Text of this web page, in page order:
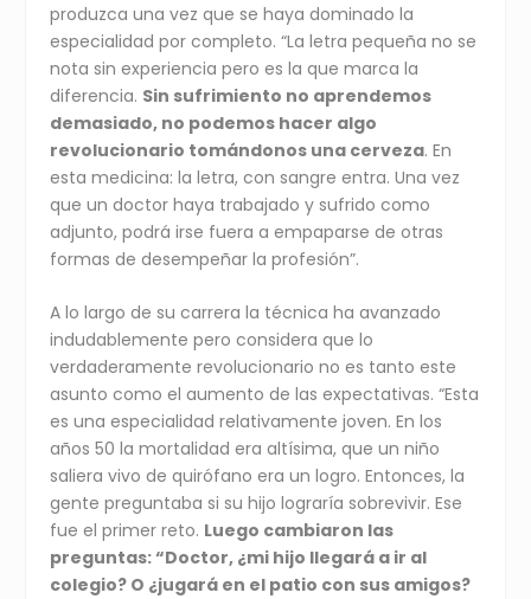
produzca una vez que se haya dominado la
especialidad por completo. “La letra pequeña no se
nota sin experiencia pero es la que marca la
diferencia. Sin sufrimiento no aprendemos
demasiado, no podemos hacer algo
revolucionario tomándonos una cerveza. En
esta medicina: la letra, con sangre entra. Una vez
que un doctor haya trabajado y sufrido como
adjunto, podrá irse fuera a empaparse de otras
formas de desempeñar la profesión”.
A lo largo de su carrera la técnica ha avanzado
indudablemente pero considera que lo
verdaderamente revolucionario no es tanto este
asunto como el aumento de las expectativas. “Esta
es una especialidad relativamente joven. En los
años 50 la mortalidad era altísima, que un niño
saliera vivo de quirófano era un logro. Entonces, la
gente preguntaba si su hijo lograría sobrevivir. Ese
fue el primer reto. Luego cambiaron las
preguntas: “Doctor, ¿mi hijo llegará a ir al
colegio? O ¿jugará en el patio con sus amigos?